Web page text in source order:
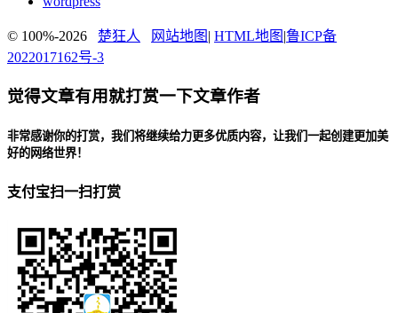
© 100%-2026 楚狂人 网站地图 | HTML地图 |鲁ICP备
2022017162号-3
觉得文章有用就打赏一下文章作者
非常感谢你的打赏，我们将继续给力更多优质内容，让我们一起创建更加美
好的网络世界！
支付宝扫一扫打赏